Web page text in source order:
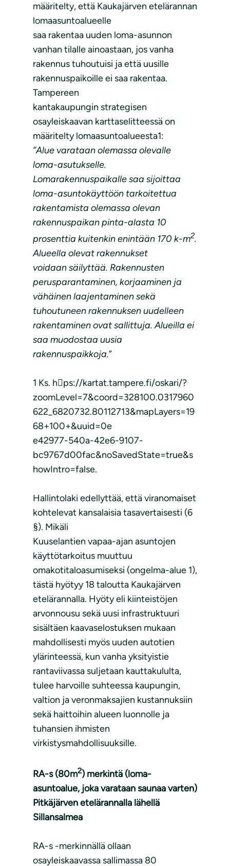
määritelty, että Kaukajärven etelärannan
lomaasuntoalueelle
saa rakentaa uuden loma-asunnon
vanhan tilalle ainoastaan, jos vanha
rakennus tuhoutuisi ja että uusille
rakennuspaikoille ei saa rakentaa.
Tampereen
kantakaupungin strategisen
osayleiskaavan karttaselitteessä on
määritelty lomaasuntoalueesta1:
”Alue varataan olemassa olevalle
loma-asutukselle.
Lomarakennuspaikalle saa sijoittaa
loma-asuntokäyttöön tarkoitettua
rakentamista olemassa olevan
rakennuspaikan pinta-alasta 10
prosenttia kuitenkin enintään 170 k-m2.
Alueella olevat rakennukset
voidaan säilyttää. Rakennusten
perusparantaminen, korjaaminen ja
vähäinen laajentaminen sekä
tuhoutuneen rakennuksen uudelleen
rakentaminen ovat sallittuja. Alueilla ei
saa muodostaa uusia
rakennuspaikkoja.”
1 Ks. h􀆩ps://kartat.tampere.fi/oskari/?
zoomLevel=7&coord=328100.0317960
622_6820732.80112713&mapLayers=19
68+100+&uuid=0e
e42977-540a-42e6-9107-
bc9767d00fac&noSavedState=true&s
howIntro=false.
Hallintolaki edellyttää, että viranomaiset
kohtelevat kansalaisia tasavertaisesti (6
§). Mikäli
Kuuselantien vapaa-ajan asuntojen
käyttötarkoitus muuttuu
omakotitaloasumiseksi (ongelma-alue 1),
tästä hyötyy 18 taloutta Kaukajärven
etelärannalla. Hyöty eli kiinteistöjen
arvonnousu sekä uusi infrastruktuuri
sisältäen kaavaselostuksen mukaan
mahdollisesti myös uuden autotien
ylärinteessä, kun vanha yksityistie
rantaviivassa suljetaan kauttakululta,
tulee harvoille suhteessa kaupungin,
valtion ja veronmaksajien kustannuksiin
sekä haittoihin alueen luonnolle ja
tuhansien ihmisten
virkistysmahdollisuuksille.
RA-s (80m2) merkintä (loma-
asuntoalue, joka varataan saunaa varten)
Pitkäjärven etelärannalla lähellä
Sillansalmea
RA-s -merkinnällä ollaan
osayleiskaavassa sallimassa 80